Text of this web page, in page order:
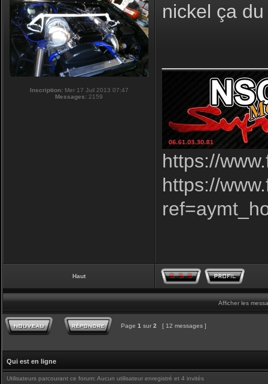
Inscription:Mer 17 Juil 2013 07:47
Messages: 2159
nickel ça
https://
https://
Haut
Afficher les
Page 1 sur 2 [ 12 messages ]
Qui est en ligne
Utilisateurs parcourant ce forum: Aucun utilisateur enregistré et 4 invités